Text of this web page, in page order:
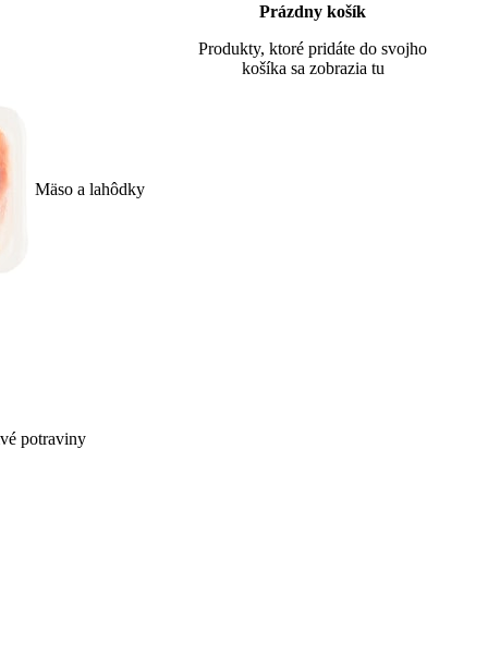
Mäso a lahôdky
potraviny
Prázdny košík
Produkty, ktoré pridáte do svojho
košíka sa zobrazia tu